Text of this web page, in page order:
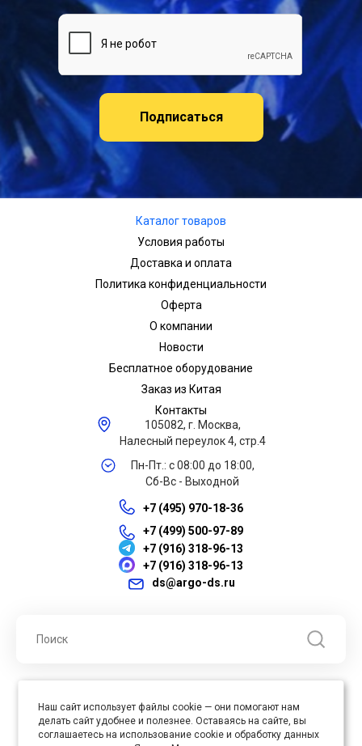
Подписаться
Каталог товаров
Условия работы
Доставка и оплата
Политика конфиденциальности
Оферта
О компании
Новости
Бесплатное оборудование
Заказ из Китая
Контакты
105082, г. Москва,
Налесный переулок 4, стр.4
Пн-Пт.: с 08:00 до 18:00,
Сб-Вс - Выходной
+7 (495) 970-18-36
+7 (499) 500-97-89
+7 (916) 318-96-13
+7 (916) 318-96-13
ds@argo-ds.ru
права защищены
Юр. адрес : 105005, г. Москва, ул. Бауманская, д.20, стр. 3
Наш сайт использует файлы cookie — они помогают нам
делать сайт удобнее и полезнее. Оставаясь на сайте, вы
соглашаетесь на использование cookie и обработку данных